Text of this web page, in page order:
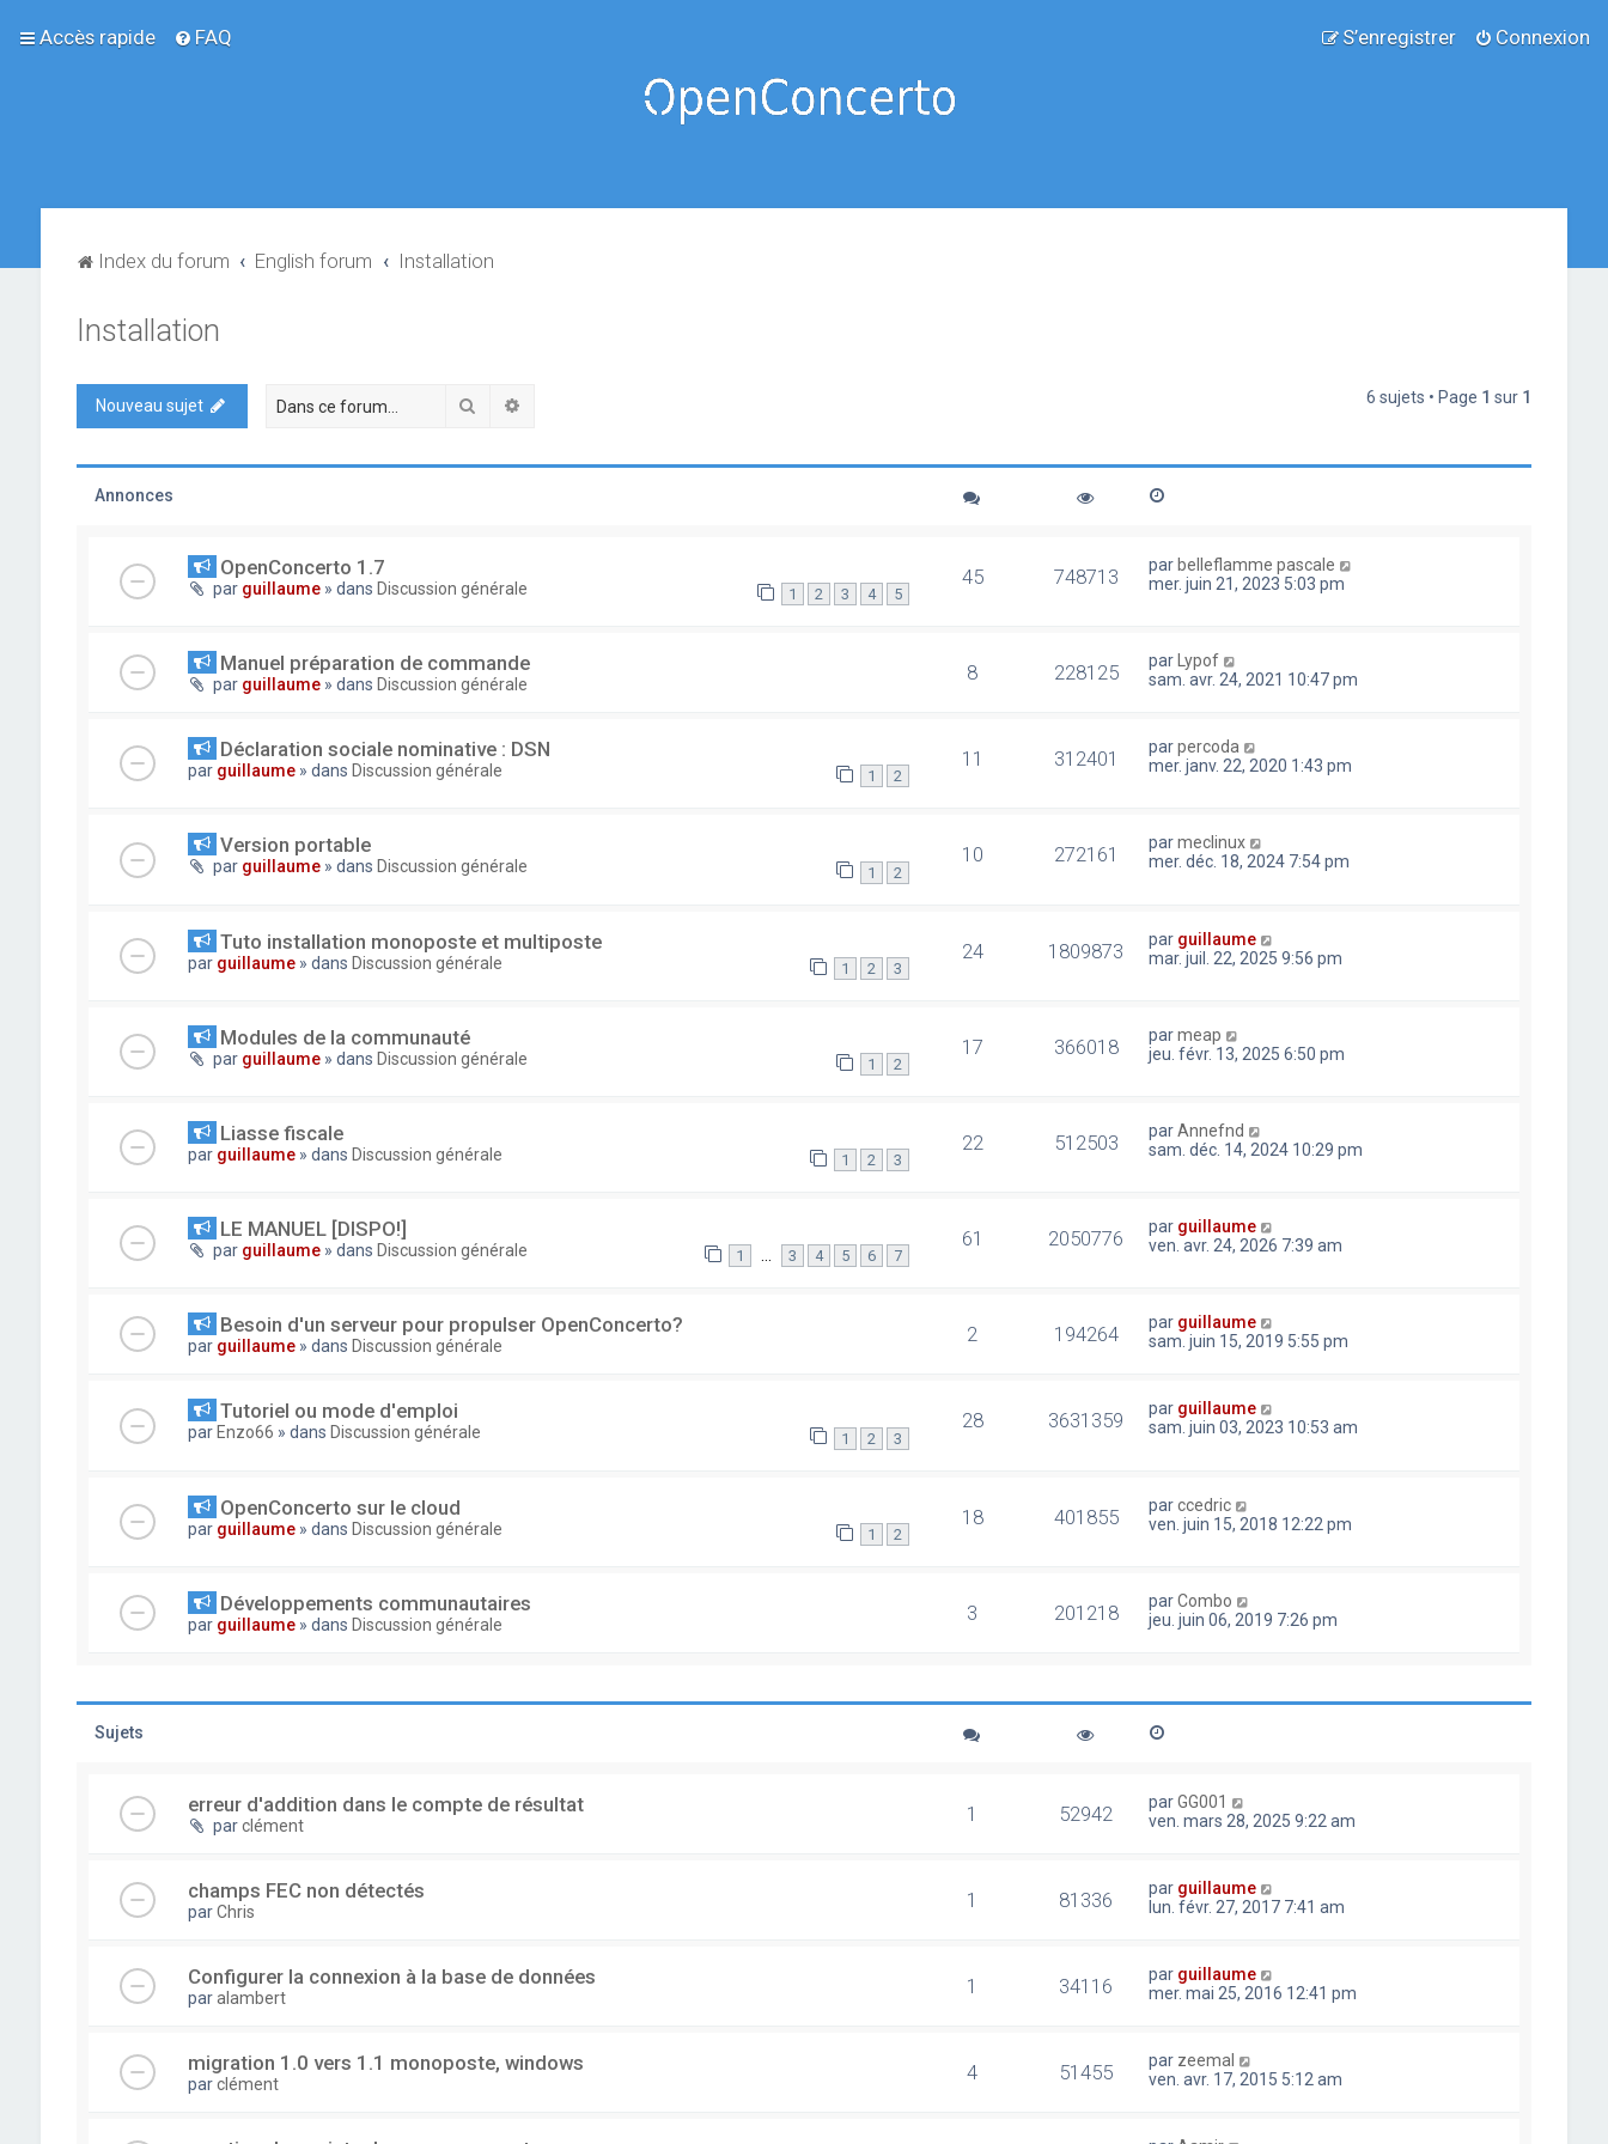
Accès rapide FAQ Connexion
S’enregistrer
Index du forum English forum Installation
Installation
Nouveau sujet Rechercher 6 sujets • Page 1 sur 1
Annonces
OpenConcerto 1.7
par guillaume » dans Discussion générale 1 2 3 4 5
45 748713 par belleflamme pascale
mer. juin 21, 2023 5:03 pm
Manuel préparation de commande
par guillaume » dans Discussion générale 8 228125 par Lypof
sam. avr. 24, 2021 10:47 pm
Déclaration sociale nominative : DSN
par guillaume » dans Discussion générale 1 2
11 312401 parpercoda
mer. janv. 22, 2020 1:43 pm
Version portable
par guillaume » dans Discussion générale 1 2
10 272161 parmeclinux
mer. déc. 18, 2024 7:54 pm
Tuto installation monoposte et multiposte
par guillaume » dans Discussion générale 1 2 3
24 1809873 par guillaume
mar. juil. 22, 2025 9:56 pm
Modules de la communauté
par guillaume » dans Discussion générale 1 2
17 366018 parmeap
jeu. févr. 13, 2025 6:50 pm
Liasse fiscale
par guillaume » dans Discussion générale 1 2 3
22 512503 parAnnefnd
sam. déc. 14, 2024 10:29 pm
LE MANUEL [DISPO!]
par guillaume » dans Discussion générale 1 … 3 4 5 6 7
61 2050776 par guillaume
ven. avr. 24, 2026 7:39 am
Besoin d'un serveur pour propulser OpenConcerto?
par guillaume » dans Discussion générale 2 194264 par guillaume
sam. juin 15, 2019 5:55 pm
Tutoriel ou mode d'emploi
par Enzo66 » dans Discussion générale 1 2 3
28 3631359 par guillaume
sam. juin 03, 2023 10:53 am
OpenConcerto sur le cloud
par guillaume » dans Discussion générale 1 2
18 401855 parccedric
ven. juin 15, 2018 12:22 pm
Développements communautaires
par guillaume » dans Discussion générale 3 201218 parCombo
jeu. juin 06, 2019 7:26 pm
Sujets
erreur d'addition dans le compte de résultat
parclément 1 52942 parGG001
ven. mars 28, 2025 9:22 am
champs FEC non détectés
parChris 1 81336 par guillaume
lun. févr. 27, 2017 7:41 am
Configurer la connexion à la base de données
paralambert 1 34116 par guillaume
mer. mai 25, 2016 12:41 pm
migration 1.0 vers 1.1 monoposte, windows
parclément 4 51455 par zeemal
ven. avr. 17, 2015 5:12 am